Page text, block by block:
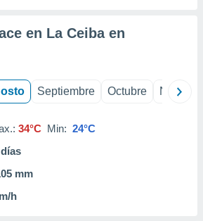
en La Ceiba en
Septiembre Octubre
34°C Min: 24°C
días
mm
h